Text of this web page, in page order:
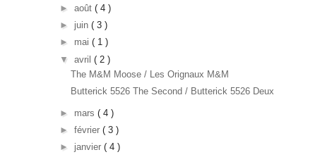
► août ( 4 )
► juin ( 3 )
► mai ( 1 )
▼ avril ( 2 )
The M&M Moose / Les Orignaux M&M
Butterick 5526 The Second / Butterick 5526 Deux
► mars ( 4 )
► février ( 3 )
► janvier ( 4 )